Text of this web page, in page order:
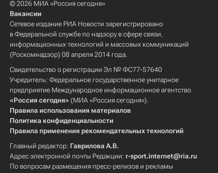
© 2026 МИА «Россия сегодня»
Вакансии
Сетевое издание РИА Новости зарегистрировано
в Федеральной службе по надзору в сфере связи,
информационных технологий и массовых коммуникаций
(Роскомнадзор) 08 апреля 2014 года.
Свидетельство о регистрации Эл № ФС77-57640
Учредитель: Федеральное государственное унитарное
предприятие Международное информационное агентство
«Россия сегодня» (МИА «Россия сегодня»).
Правила использования материалов
Политика конфиденциальности
Правила применения рекомендательных технологий
Главный редактор: Гаврилова А.В.
Адрес электронной почты Редакции: r-sport.internet@ria.ru
По вопросам размещения пресс-релизов и рекламы